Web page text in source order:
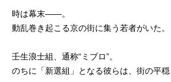
時は幕末——。
動乱巻き起こる京の街に集う若者がいた。
壬生浪士組、通称“ミブロ”。
のちに「新選組」となる彼らは、街の平